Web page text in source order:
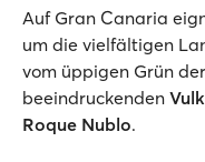
Auf Gran Canaria
um die vielfältigen
vom üppigen Grün
beeindruckenden
Roque Nublo.